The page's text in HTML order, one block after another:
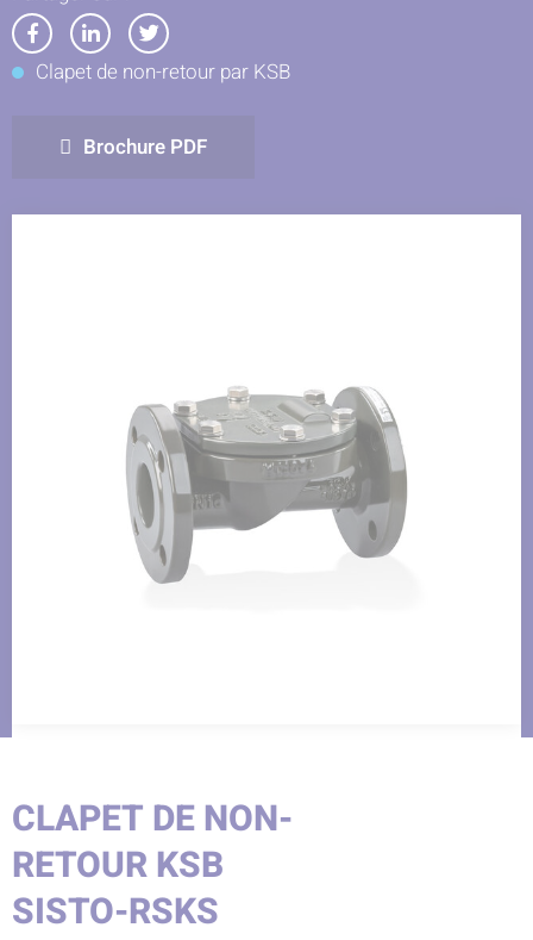
Partager
sur
Partager
sur
Partager
sur
Clapet de non-retour par KSB
Brochure PDF
CLAPET DE NON-
RETOUR KSB
SISTO-RSKS